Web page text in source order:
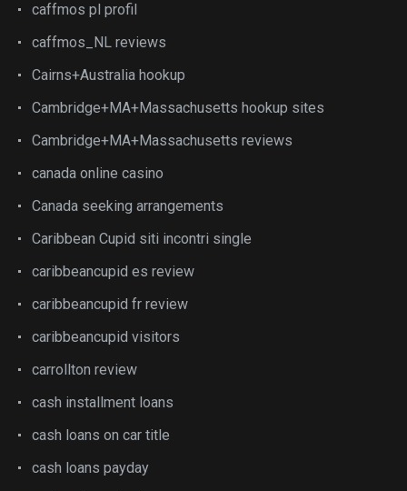
caffmos pl profil
caffmos_NL reviews
Cairns+Australia hookup
Cambridge+MA+Massachusetts hookup sites
Cambridge+MA+Massachusetts reviews
canada online casino
Canada seeking arrangements
Caribbean Cupid siti incontri single
caribbeancupid es review
caribbeancupid fr review
caribbeancupid visitors
carrollton review
cash installment loans
cash loans on car title
cash loans payday